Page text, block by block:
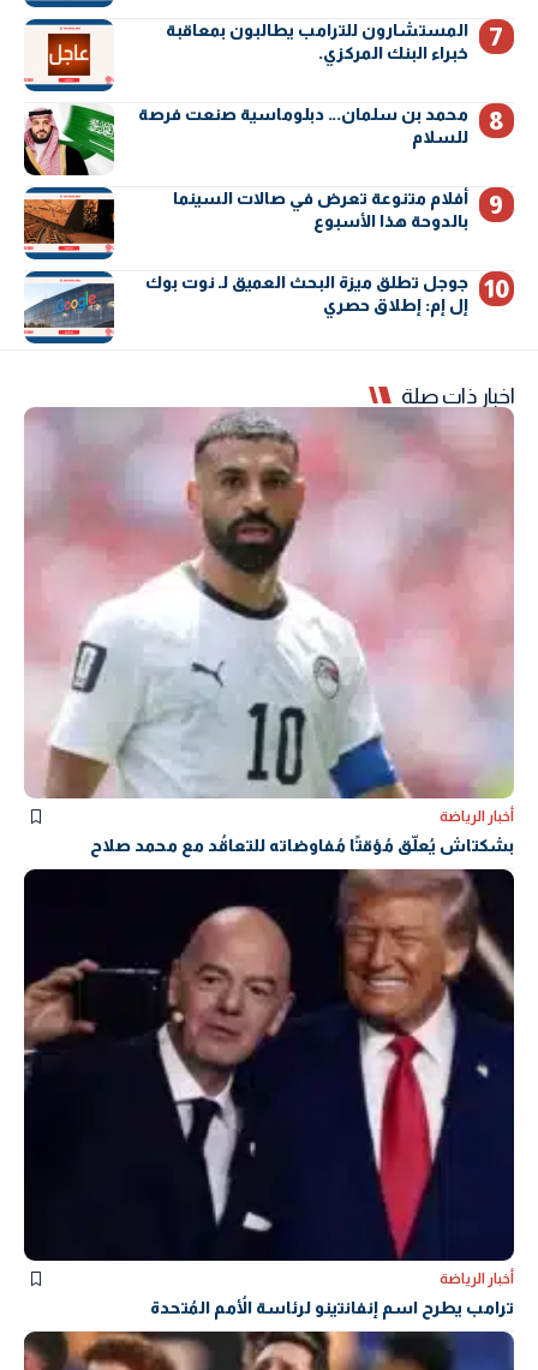
المستشارون للترامب يطالبون بمعاقبة
خبراء البنك المركزي.
محمد بن سلمان… دبلوماسية صنعت فرصة
للسلام
أفلام متنوعة تعرض في صالات السينما
بالدوحة هذا الأسبوع
جوجل تطلق ميزة البحث العميق لـ نوت بوك
إل إم: إطلاق حصري
اخبار ذات صلة
أخبار الرياضة
بشكتاش يُعلّق مُؤقتًا مُفاوضاته للتعاقُد مع محمد صلاح
أخبار الرياضة
ترامب يطرح اسم إنفانتينو لرئاسة الأُمم المُتحدة